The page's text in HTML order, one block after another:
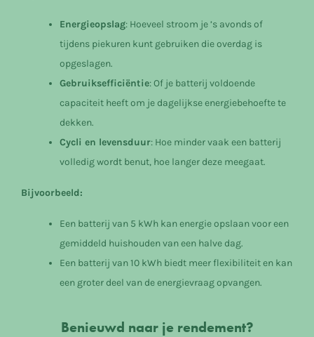
Energieopslag: Hoeveel stroom je ’s avonds of
tijdens piekuren kunt gebruiken die overdag is
opgeslagen.
Gebruiksefficiëntie: Of je batterij voldoende
capaciteit heeft om je dagelijkse energiebehoefte te
dekken.
Cycli en levensduur: Hoe minder vaak een batterij
volledig wordt benut, hoe langer deze meegaat.
Bijvoorbeeld:
Een batterij van 5 kWh kan energie opslaan voor een
gemiddeld huishouden van een halve dag.
Een batterij van 10 kWh biedt meer flexibiliteit en kan
een groter deel van de energievraag opvangen.
Benieuwd naar je rendement?